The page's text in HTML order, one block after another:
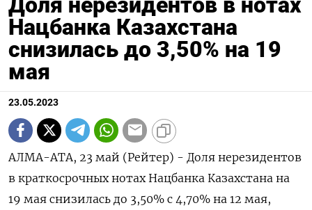
Нацбанка Казахстана
снизилась до 3,50% на 19
мая
23.05.2023
АЛМА-АТА, 23 май (Рейтер) - Доля нерезидентов
в краткосрочных нотах Нацбанка Казахстана на
19 мая снизилась до 3,50% с 4,70% на 12 мая,